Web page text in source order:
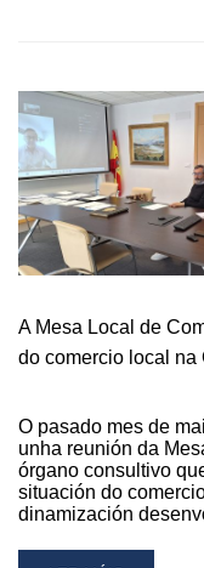
GUARDA,
ROBERTO
CARRERO,
VISITA
O
SALÓN
DE
PEITEADO
DENTRO
DA
APOIO
AO
COMERCIO
LOCAL
A Mesa Local de
do comercio local na
O pasado mes de
unha reunión da
órgano consultivo
situación do
dinamización